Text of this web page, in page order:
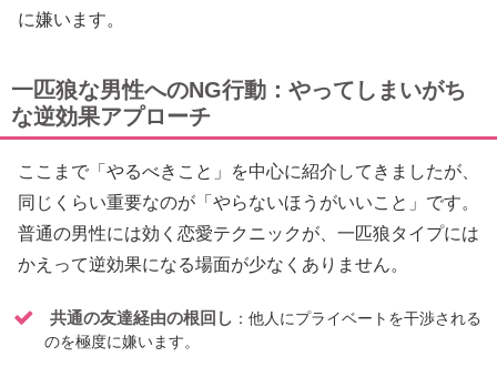
に嫌います。
一匹狼な男性へのNG行動：やってしまいがち
な逆効果アプローチ
ここまで「やるべきこと」を中心に紹介してきましたが、
同じくらい重要なのが「やらないほうがいいこと」です。
普通の男性には効く恋愛テクニックが、一匹狼タイプには
かえって逆効果になる場面が少なくありません。
共通の友達経由の根回し ：他人にプライベートを干渉される
のを極度に嫌います。